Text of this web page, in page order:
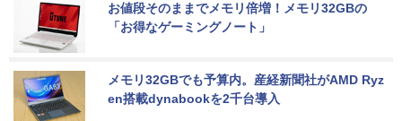
お値段そのままでメモリ倍増！メモリ32GBの
「お得なゲーミングノート」
メモリ32GBでも予算内。産経新聞社がAMD Ryz
en搭載dynabookを2千台導入